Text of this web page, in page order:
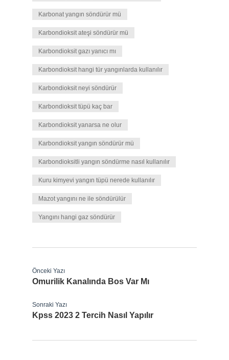
Karbonat yangın söndürür mü
Karbondioksit ateşi söndürür mü
Karbondioksit gazı yanıcı mı
Karbondioksit hangi tür yangınlarda kullanılır
Karbondioksit neyi söndürür
Karbondioksit tüpü kaç bar
Karbondioksit yanarsa ne olur
Karbondioksit yangın söndürür mü
Karbondioksitli yangın söndürme nasıl kullanılır
Kuru kimyevi yangın tüpü nerede kullanılır
Mazot yangını ne ile söndürülür
Yangını hangi gaz söndürür
Önceki Yazı
Omurilik Kanalında Bos Var Mı
Sonraki Yazı
Kpss 2023 2 Tercih Nasıl Yapılır